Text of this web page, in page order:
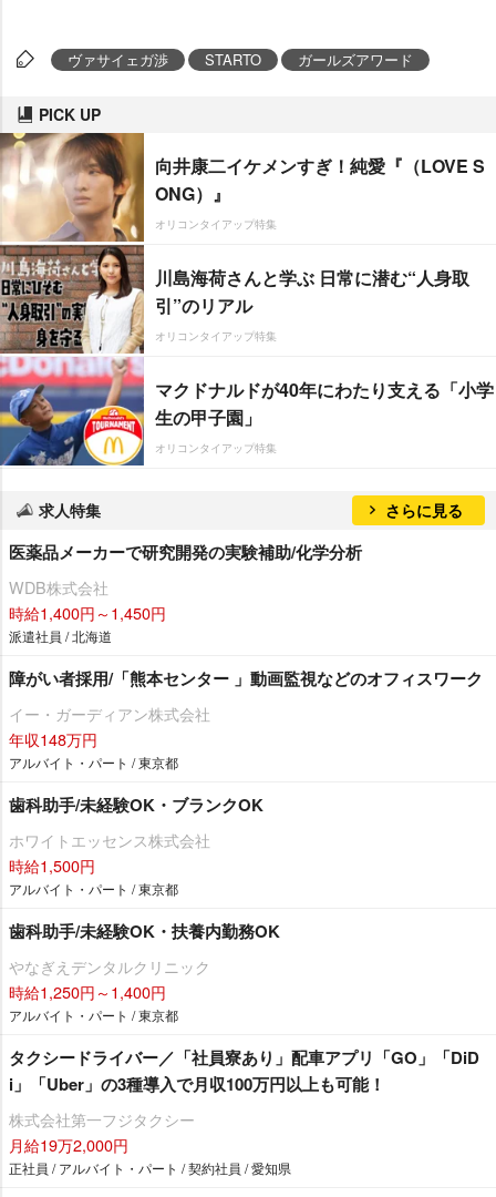
ヴァサイェガ渉 STARTO ガールズアワード
PICK UP
向井康二イケメンすぎ！純愛『（LOVE S
ONG）』
オリコンタイアップ特集
川島海荷さんと学ぶ 日常に潜む“人身取
引”のリアル
オリコンタイアップ特集
マクドナルドが40年にわたり支える「小学
生の甲子園」
オリコンタイアップ特集
求人特集 さらに見る
医薬品メーカーで研究開発の実験補助/化学分析
WDB株式会社
時給1,400円～1,450円
派遣社員 / 北海道
障がい者採用/「熊本センター 」動画監視などのオフィスワーク
イー・ガーディアン株式会社
年収148万円
アルバイト・パート / 東京都
歯科助手/未経験OK・ブランクOK
ホワイトエッセンス株式会社
時給1,500円
アルバイト・パート / 東京都
歯科助手/未経験OK・扶養内勤務OK
なぎえデンタルクリニック
時給1,250円～1,400円
アルバイト・パート / 東京都
タクシードライバー／「社員寮あり」配車アプリ「GO」「DiD
i」「Uber」の3種導入で月収100万円以上も可能！
株式会社第一フジタクシー
月給19万2,000円
正社員 / アルバイト・パート / 契約社員 / 愛知県